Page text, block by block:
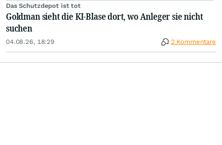
Das Schutzdepot ist tot
Goldman sieht die KI-Blase dort, wo Anleger sie nicht
suchen
04.08.26, 18:29 2 Kommentare